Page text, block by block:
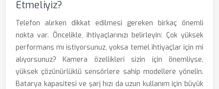
Etmeliyiz?
Telefon alırken dikkat edilmesi gereken birkaç önemli
nokta var. Öncelikle, ihtiyaçlarınızı belirleyin: Çok yüksek
performans mı istiyorsunuz, yoksa temel ihtiyaçlar için mi
alıyorsunuz? Kamera özellikleri sizin için önemliyse,
yüksek çözünürlüklü sensörlere sahip modellere yönelin.
Batarya kapasitesi ve şarj hızı da uzun kullanım için büyük